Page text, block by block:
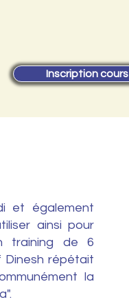
Inscription cours
et également
ainsi pour
training de 6
Dinesh répétait
la